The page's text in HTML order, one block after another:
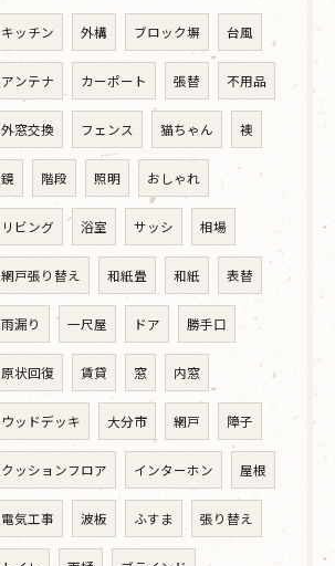
キッチン 外構 ブロック塀 台風
アンテナ カーポート 張替 不用品
外窓交換 フェンス 猫ちゃん 襖
鏡 階段 照明 おしゃれ
リビング 浴室 サッシ 相場
網戸張り替え 和紙畳 和紙 表替
雨漏り 一尺屋 ドア 勝手口
原状回復 賃貸 窓 内窓
ウッドデッキ 大分市 網戸 障子
クッションフロア インターホン 屋根
電気工事 波板 ふすま 張り替え